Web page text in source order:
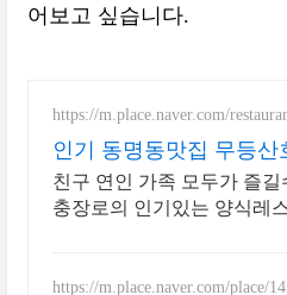
어보고 싶습니다.
https://m.place.naver.com/
인기 동명동맛집 무등산
이
친구 연인 가족 모두가 즐길
충장로의 인기있는 양식레
https://m.place.naver.com/place/